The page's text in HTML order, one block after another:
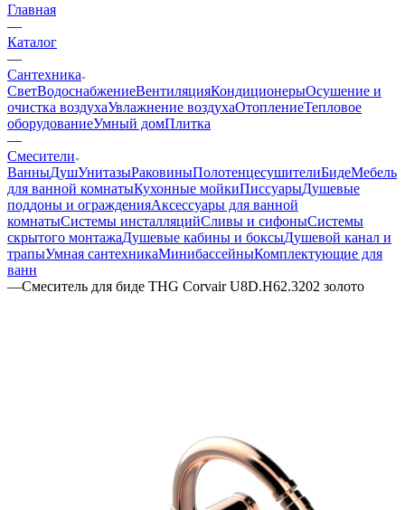
Главная
—
Каталог
—
Сантехника
СветВодоснабжениеВентиляцияКондиционерыОсушение и
очистка воздухаУвлажнение воздухаОтоплениеТепловое
оборудованиеУмный домПлитка
—
Смесители
ВанныДушУнитазыРаковиныПолотенцесушителиБидеМебель
для ванной комнатыКухонные мойкиПиссуарыДушевые
поддоны и огражденияАксессуары для ванной
комнатыСистемы инсталляцийСливы и сифоныСистемы
скрытого монтажаДушевые кабины и боксыДушевой канал и
трапыУмная сантехникаМинибассейныКомплектующие для
ванн
—Смеситель для биде THG Corvair U8D.H62.3202 золото